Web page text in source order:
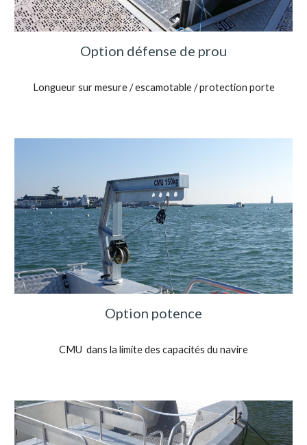
Option défense de prou
Longueur sur mesure / escamotable / protection porte
Option potence
CMU dans la limite des capacités du navire